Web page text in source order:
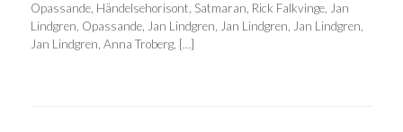
Opassande, Händelsehorisont, Satmaran, Rick Falkvinge, Jan
Lindgren, Opassande, Jan Lindgren, Jan Lindgren, Jan Lindgren,
Jan Lindgren, Anna Troberg, […]